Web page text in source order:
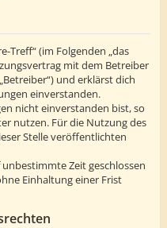
Treff“ (im Folgenden „das
mit dem Betreiber
und erklärst dich
einverstanden.
nicht einverstanden bist, so
nutzen. Für die Nutzung des
Stelle veröffentlichten
Zeit geschlossen
Einhaltung einer Frist